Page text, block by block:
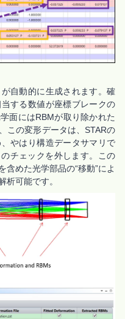
自動的に生成されます。確
する数値が座標ブレークの
面にはRBMが取り除かれた
この変形データは、STARの
やはり構造データサマリで
チェックを外します。この
めた光学部品の“移動”によ
析可能です。